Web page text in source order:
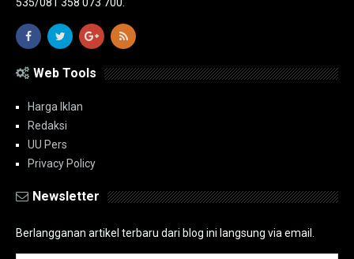
Web Tools
Harga Iklan
Redaksi
UU Pers
Privacy Policy
Newsletter
Berlangganan artikel terbaru dari blog ini langsung via email.